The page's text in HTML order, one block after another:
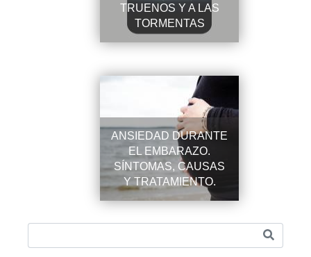
TRUENOS Y A LAS
TORMENTAS
ANSIEDAD DURANTE
EL EMBARAZO.
SÍNTOMAS, CAUSAS
Y TRATAMIENTO.